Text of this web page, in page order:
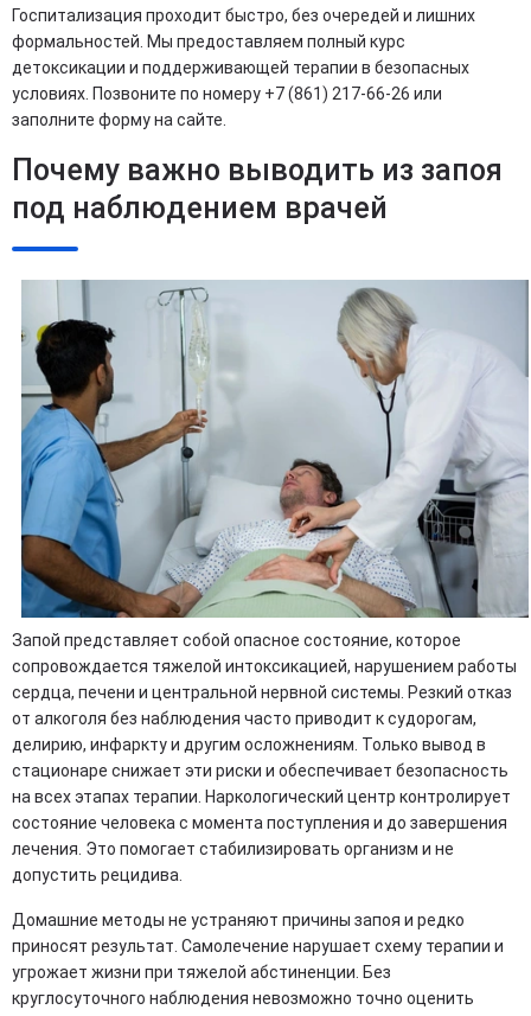
Госпитализация проходит быстро, без очередей и лишних
формальностей. Мы предоставляем полный курс
детоксикации и поддерживающей терапии в безопасных
условиях. Позвоните по номеру +7 (861) 217-66-26 или
заполните форму на сайте.
Почему важно выводить из запоя
под наблюдением врачей
Запой представляет собой опасное состояние, которое
сопровождается тяжелой интоксикацией, нарушением работы
сердца, печени и центральной нервной системы. Резкий отказ
от алкоголя без наблюдения часто приводит к судорогам,
делирию, инфаркту и другим осложнениям. Только вывод в
стационаре снижает эти риски и обеспечивает безопасность
на всех этапах терапии. Наркологический центр контролирует
состояние человека с момента поступления и до завершения
лечения. Это помогает стабилизировать организм и не
допустить рецидива.
Домашние методы не устраняют причины запоя и редко
приносят результат. Самолечение нарушает схему терапии и
угрожает жизни при тяжелой абстиненции. Без
круглосуточного наблюдения невозможно точно оценить